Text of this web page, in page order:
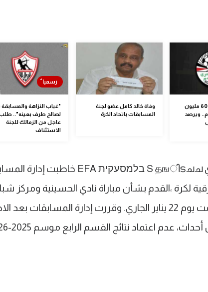
اتحاد الكرة يعتمد 60 مليون
ويرصد
وفاة خالد كامل عضو لجنة
المسابقات باتحاد الكرة
"غياب النزاهة والمسابقة
لصالح طرف بعينه"..
عاجل من الزمالك للجنة
الاستئناف